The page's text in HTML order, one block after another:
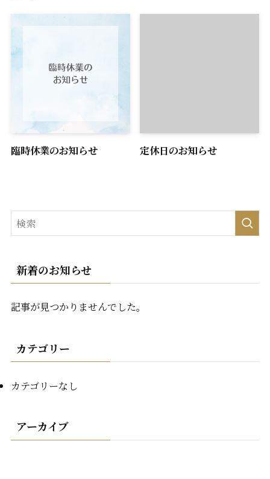
臨時休業のお知らせ 定休日のお知らせ
新着のお知らせ
記事が見つかりませんでした。
カテゴリー
カテゴリーなし
アーカイブ